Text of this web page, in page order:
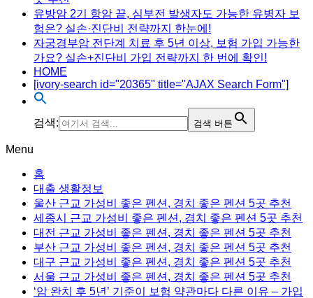
유방암 2기 항암 끝, 심부전 발생자도 가능한 유병자 보
험은? 실손·진단비 전략까지 한눈에!
자궁경부암 전단계 치료 후 5년 이상, 보험 가입 가능한
가요? 실손+진단비 가입 전략까지 한 번에 확인!
HOME
[ivory-search id="20365" title="AJAX Search Form"]
검색: 검색 버튼
Menu
홈
대출 생활정보
울산 근교 가성비 좋은 펜션, 경치 좋은 펜션 5곳 추천
세종시 근교 가성비 좋은 펜션, 경치 좋은 펜션 5곳 추천
대전 근교 가성비 좋은 펜션, 경치 좋은 펜션 5곳 추천
부산 근교 가성비 좋은 펜션, 경치 좋은 펜션 5곳 추천
대구 근교 가성비 좋은 펜션, 경치 좋은 펜션 5곳 추천
서울 근교 가성비 좋은 펜션, 경치 좋은 펜션 5곳 추천
‘암 완치 후 5년’ 기준이 보험 약관마다 다른 이유 – 가입